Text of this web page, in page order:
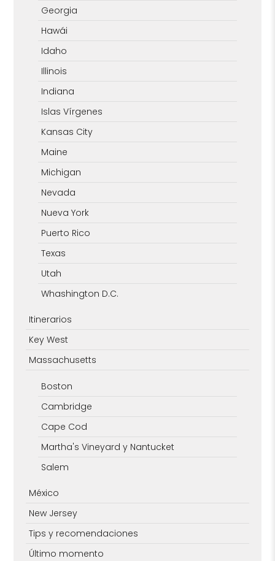
Georgia
Hawái
Idaho
Illinois
Indiana
Islas Vírgenes
Kansas City
Maine
Michigan
Nevada
Nueva York
Puerto Rico
Texas
Utah
Whashington D.C.
Itinerarios
Key West
Massachusetts
Boston
Cambridge
Cape Cod
Martha's Vineyard y Nantucket
Salem
México
New Jersey
Tips y recomendaciones
Último momento